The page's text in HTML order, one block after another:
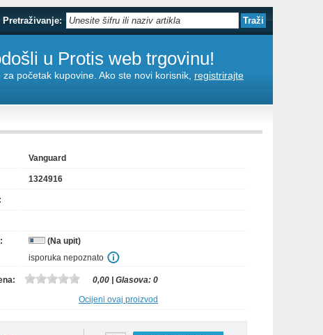
Pretraživanje:
u Protis web trgovinu!
za početak kupovine. Ako ste novi korisnik, registrirajte
Vanguard
1324916
(Na upit)
isporuka nepoznato
0,00 | Glasova: 0
Ocijeni ovaj proizvod